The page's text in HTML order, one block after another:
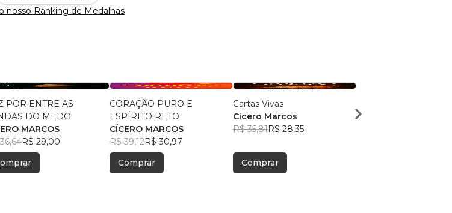
nosso Ranking de Medalhas
POR ENTRE AS
DO MEDO
MARCOS
R$ 29,00
CORAÇÃO PURO E
ESPÍRITO RETO
CÍCERO MARCOS
R$ 39,12R$ 30,97
Comprar
Cartas Vivas
Cícero Marcos
R$ 35,81R$ 28,35
Comprar
Cícero Marcos